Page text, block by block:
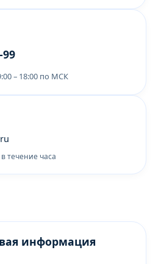
99
– 18:00 по МСК
течение часа
информация